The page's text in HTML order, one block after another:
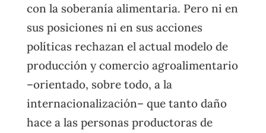
con la soberanía alimentaria. Pero ni en
sus posiciones ni en sus acciones
políticas rechazan el actual modelo de
producción y comercio agroalimentario
–orientado, sobre todo, a la
internacionalización– que tanto daño
hace a las personas productoras de